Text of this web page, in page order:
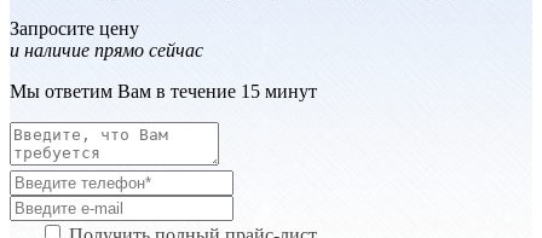
Запросите цену
и наличие прямо сейчас
Мы ответим Вам в течение 15 минут